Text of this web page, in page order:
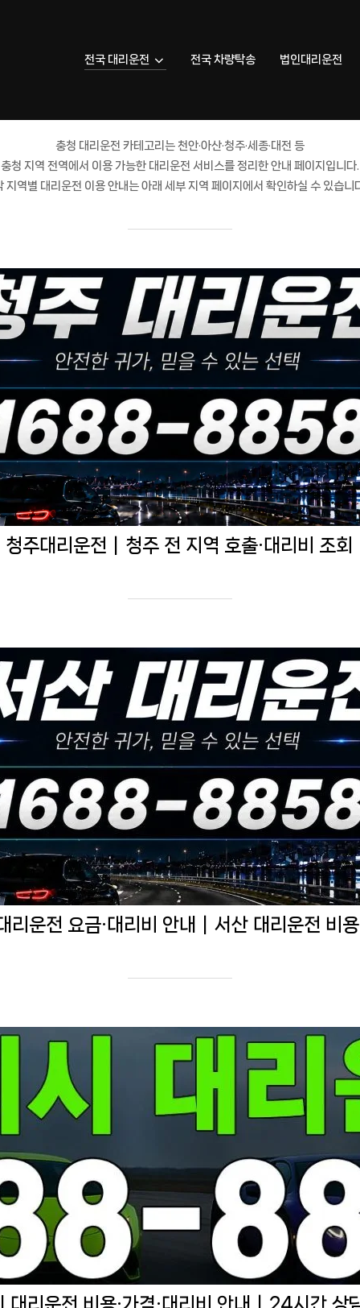
전국 대리운전 전국 차량탁송 법인대리운전
충청 대리운전 카테고리는 천안·아산·청주·세종·대전 등
충청 지역 전역에서 이용 가능한 대리운전 서비스를 정리한 안내 페이지입니다.
지역별 대리운전 이용 안내는 아래 세부 지역 페이지에서 확인하실 수 있습니
청주대리운전｜청주 전 지역 호출·대리비 조회
리운전 요금·대리비 안내｜서산 대리운전 비